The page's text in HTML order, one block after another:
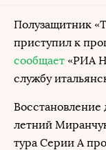
Полузащитник
приступил к
сообщает «РИА
службу
летний
тура Серии А